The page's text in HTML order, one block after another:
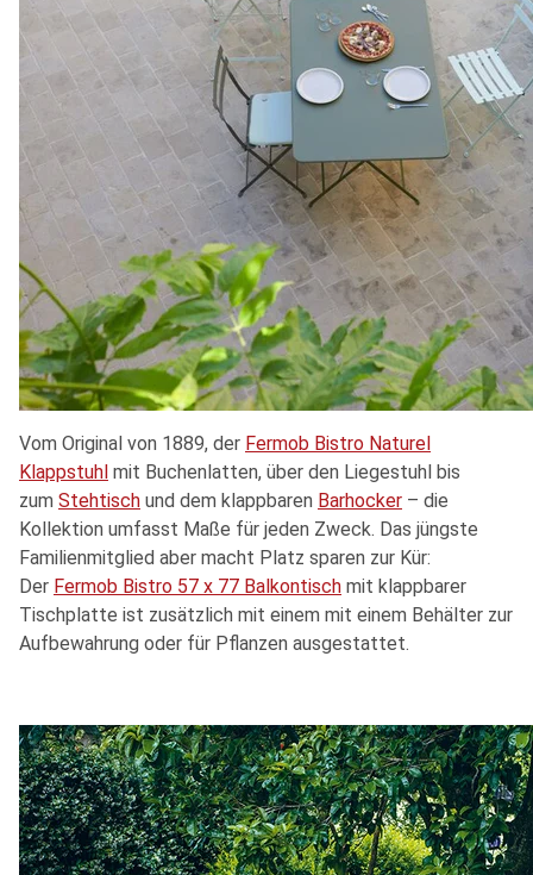
Vom Original von 1889, der Fermob Bistro Naturel
Klappstuhl mit Buchenlatten, über den Liegestuhl bis
zum Stehtisch und dem klappbaren Barhocker – die
Kollektion umfasst Maße für jeden Zweck. Das jüngste
Familienmitglied aber macht Platz sparen zur Kür:
Der Fermob Bistro 57 x 77 Balkontisch mit klappbarer
Tischplatte ist zusätzlich mit einem mit einem Behälter zur
Aufbewahrung oder für Pflanzen ausgestattet.